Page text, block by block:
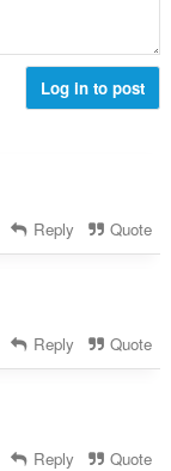
Log in to post
Reply Quote
Reply Quote
Reply Quote